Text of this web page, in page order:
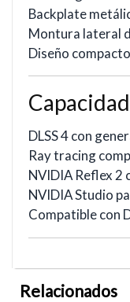
Backplate
Montura lateral
Diseño
DLSS 4 con
Ray tracing
NVIDIA Reflex 2
NVIDIA Studio
Compatible con
Relacionados